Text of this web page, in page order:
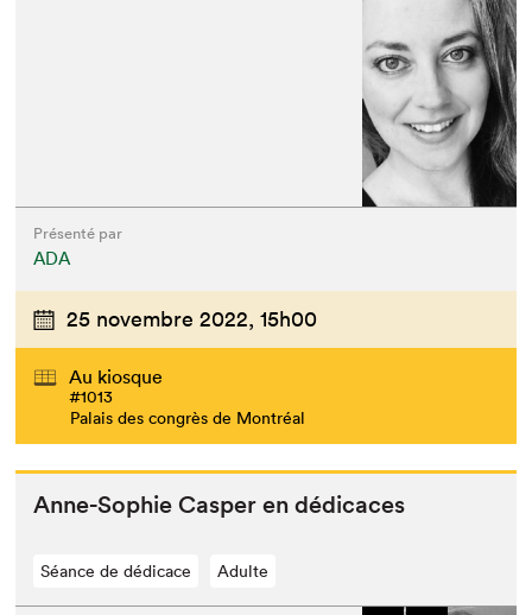
Présenté par
ADA
25 novembre 2022, 15h00
Au kiosque
#1013
Palais des congrès de Montréal
Anne-Sophie Casper en dédicaces
Séance de dédicace Adulte